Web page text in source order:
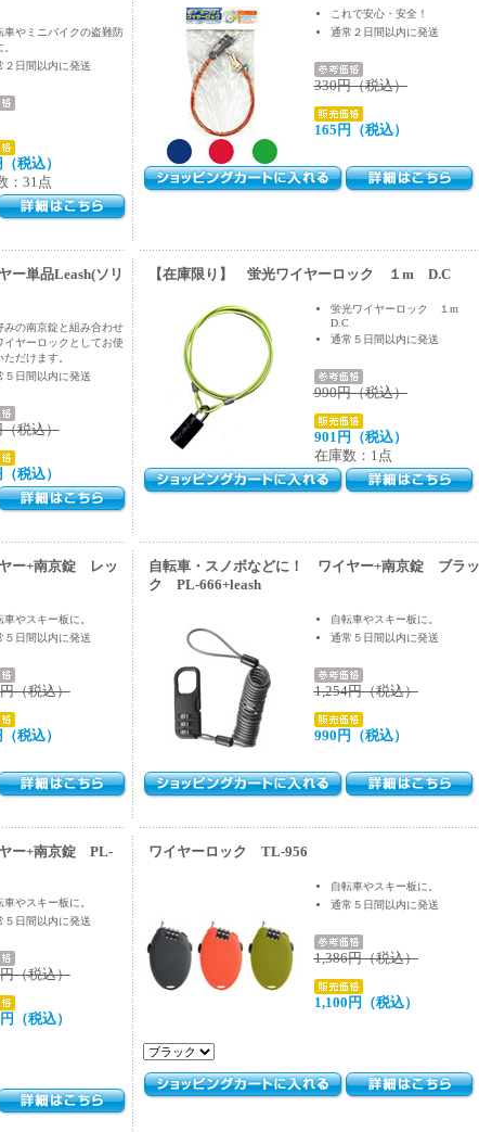
車やミニバイクの盗難防
２日間以内に発送
税込）
：31点
これで安心・安全！
通常２日間以内に発送
330円（税込）
165円（税込）
ー単品Leash(ソリ
みの南京錠と組み合わせ
イヤーロックとしてお使
ただけます。
５日間以内に発送
（税込）
税込）
【在庫限り】 蛍光ワイヤーロック １m D.C
蛍光ワイヤーロック １m
D.C
通常５日間以内に発送
990円（税込）
901円（税込）
在庫数：1点
ー+南京錠 レッ
車やスキー板に。
５日間以内に発送
（税込）
税込）
自転車・スノボなどに！ ワイヤー+南京錠 ブラッ
ク PL-666+leash
自転車やスキー板に。
通常５日間以内に発送
1,254円（税込）
990円（税込）
ー+南京錠 PL-
車やスキー板に。
５日間以内に発送
（税込）
（税込）
ワイヤーロック TL-956
自転車やスキー板に。
通常５日間以内に発送
1,386円（税込）
1,100円（税込）